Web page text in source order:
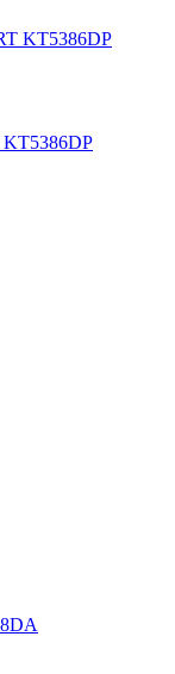
KT5386DP